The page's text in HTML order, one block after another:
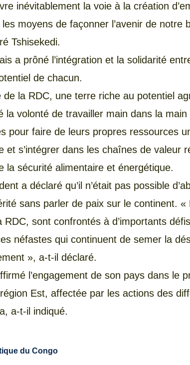
inévitablement la voie à la création
moyens de façonner l’avenir de notre
Tshisekedi.
a prôné l’intégration et la solidarité
de chacun.
de la RDC, une terre riche au potentiel
la volonté de travailler main dans la main
pour faire de leurs propres ressources
et s’intégrer dans les chaînes de valeur
la sécurité alimentaire et énergétique.
a déclaré qu’il n’était pas possible
sans parler de paix sur le continent. «
sont confrontés à d’importants
néfastes qui continuent de semer la
», a-t-il déclaré.
l’engagement de son pays dans le
Est, affectée par les actions des
a-t-il indiqué.
du Congo